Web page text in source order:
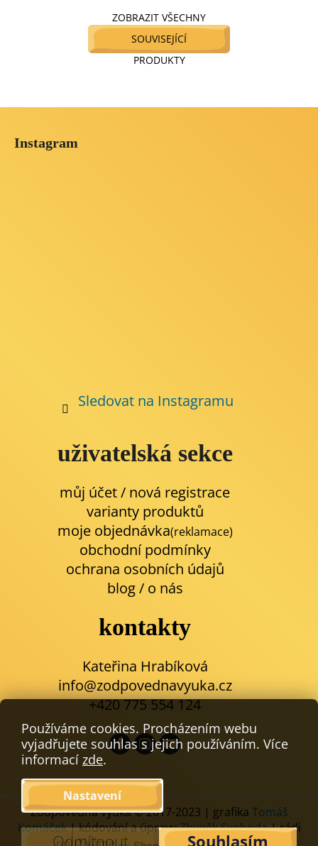
Používáme cookies. Procházením webu
vyjadřujete souhlas s jejich používáním. Více
informací zde.
Nastavení
Odmítnout Souhlasím
ZOBRAZIT VŠECHNY
SOUVISEJÍCÍ
PRODUKTY
Instagram
Sledovat na Instagramu
uživatelská sekce
můj účet / nová registrace
varianty produktů
moje objednávka(reklamace)
obchodní podmínky
ochrana osobních údajů
blog/ o nás
kontakty
Kateřina Hrabíková
info@zodpovednavyuka.cz
+420 775 554 124
Zodpovědná výuka © 2017-2023 | grafika Tomáš
Komáček| kódování a úpravyZbyněk Svoboda| rádi